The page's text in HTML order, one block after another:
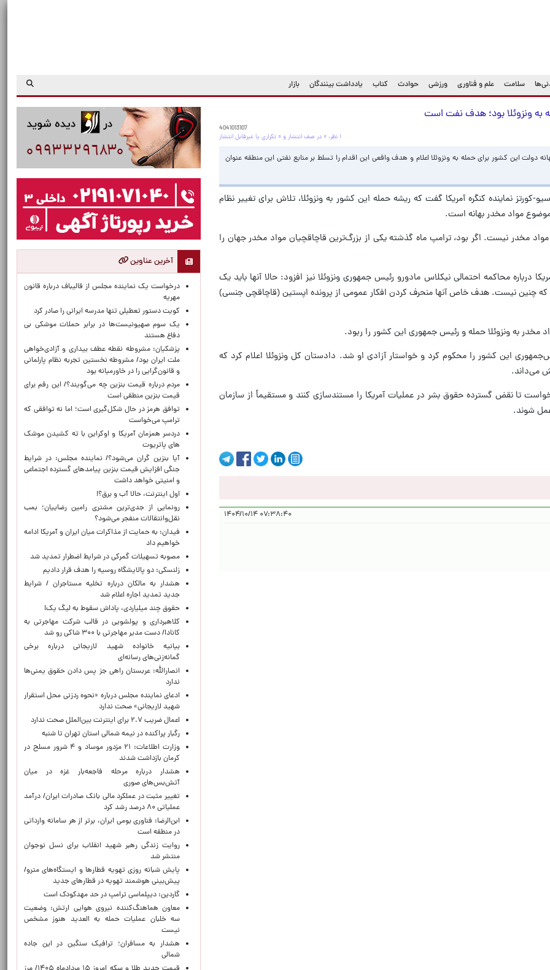
سلامت علم و فناوری ورزشی حوادث کتاب یادداشت بینندگان بازار
به ونزوئلا بود؛ هدف نفت است
4041013107
۱ نظر، ۰ در صف انتشار و ۰ تکراری یا غیرقابل انتشار
دولت این کشور برای حمله به ونزوئلا اعلام و هدف واقعی این اقدام را تسلط بر منابع نفتی این منطقه عنوان
کورتز نماینده کنگره آمریکا گفت که ریشه حمله این کشور به ونزوئلا، تلاش برای تغییر نظام
مواد مخدر بهانه است.
مخدر نیست. اگر بود، ترامپ ماه گذشته یکی از بزرگ‌ترین قاچاقچیان مواد مخدر جهان را
درباره محاکمه احتمالی نیکلاس مادورو رئیس جمهوری ونزوئلا نیز افزود: حالا آنها باید یک
که چنین نیست. هدف خاص آنها منحرف کردن افکار عمومی از پرونده اپستین (قاچاقچی جنسی)
مخدر به ونزوئلا حمله و رئیس جمهوری این کشور را ربود.
این کشور را محکوم کرد و خواستار آزادی او شد. دادستان کل ونزوئلا اعلام کرد که
می‌داند.
تا نقض گسترده حقوق بشر در عملیات آمریکا را مستندسازی کنند و مستقیماً از سازمان
شوند.
۰۷:۳۸:۴۰ ۱۴۰۴/۱۰/۱۴
آخرین عناوین
درخواست یک نماینده مجلس از قالیباف درباره قانون
مهریه
کویت دستور تعطیلی تنها مدرسه ایرانی را صادر کرد
یک‌ سوم صهیونیست‌ها در برابر حملات موشکی بی
دفاع هستند
پزشکیان: مشروطه نقطه عطف بیداری و آزادی‌خواهی
ملت ایران بود/ مشروطه نخستین تجربه نظام پارلمانی
و قانون‌گرایی را در خاورمیانه بود
مردم درباره قیمت بنزین چه می‌گویند؟/ این رقم برای
قیمت بنزین منطقی است
توافق هرمز در حال شکل‌گیری است؛ اما نه توافقی که
ترامپ می‌خواست
دردسر همزمان آمریکا و اوکراین با ته کشیدن موشک
های پاتریوت
آیا بنزین گران می‌شود؟/ نماینده مجلس: در شرایط
جنگی افزایش قیمت بنزین پیامدهای گسترده اجتماعی
و امنیتی خواهد داشت
اول اینترنت، حالا آب و برق؟!
رونمایی از جدی‌ترین مشتری رامین رضاییان؛ بمب
نقل‌وانتقالات منفجر می‌شود؟
فیدان: به حمایت از مذاکرات میان ایران و آمریکا ادامه
خواهیم داد
مصوبه تسهیلات گمرکی در شرایط اضطرار تمدید شد
زلنسکی: دو پالایشگاه روسیه را هدف قرار دادیم
هشدار به مالکان درباره تخلیه مستاجران / شرایط
جدید تمدید اجاره اعلام شد
حقوق چند میلیاردی، پاداش سقوط به لیگ یک!
کلاهبرداری و پولشویی در قالب شرکت مهاجرتی به
کانادا/ دست مدیر مهاجرتی با ۳۰۰ شاکی رو شد
بیانیه خانواده شهید لاریجانی درباره برخی
گمانه‌زنی‌های رسانه‌ای
انصارالله: عربستان راهی جز پس دادن حقوق یمنی‌ها
ندارد
ادعای نماینده مجلس درباره «نحوه ردزنی محل استقرار
شهید لاریجانی» صحت ندارد
اعمال ضریب ۲.۷ برای اینترنت بین‌الملل صحت ندارد
رگبار پراکنده در نیمه شمالی استان تهران تا شنبه
وزارت اطلاعات: ۲۱ مزدور موساد و ۴ شرور مسلح در
کرمان بازداشت شدند
هشدار درباره مرحله فاجعه‌بار غزه در میان
آتش‌بس‌های صوری
تغییر مثبت در عملکرد مالی بانک صادرات ایران/ درآمد
عملیاتی ۸۰ درصد رشد کرد
ابن‌الرضا: فناوری بومی ایران، برتر از هر سامانه وارداتی
در منطقه است
روایت زندگی رهبر شهید انقلاب برای نسل نوجوان
منتشر شد
پایش شبانه روزی تهویه قطارها و ایستگاه‌های مترو/
پیش‌بینی هوشمند تهویه در قطارهای جدید
گاردین: دیپلماسی ترامپ در حد مهدکودک است
معاون هماهنگ‌کننده نیروی هوایی ارتش: وضعیت
سه خلبان عملیات حمله به العدید هنوز مشخص
نیست
هشدار به مسافران؛ ترافیک سنگین در این جاده
شمالی